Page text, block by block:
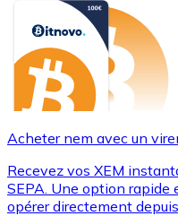
Acheter nem avec un
Recevez vos XEM
SEPA. Une option rapide
opérer directement